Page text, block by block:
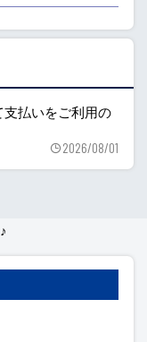
支払いをご利用の
2026/08/01